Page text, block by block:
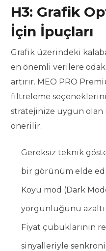
H3: Grafik
İçin İpuçları
Grafik üzerindeki
en önemli verilere
artırır. MEO PRO
filtreleme
stratejinize uygun
önerilir.
Gereksiz teknik
bir görünüm elde
Koyu mod (Dark
yorgunluğunu
Fiyat çubuklarının
sinyalleriyle